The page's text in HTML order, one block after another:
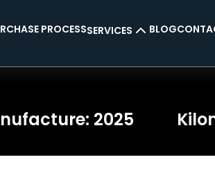
PROCESSSERVICES
CAR AS
CAR
BLOG
: 2025